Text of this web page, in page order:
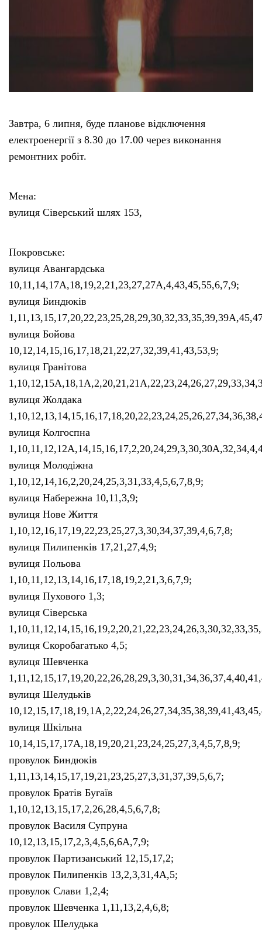
Завтра, 6 липня, буде планове відключення
електроенергії з 8.30 до 17.00 через виконання
ремонтних робіт.
Мена:
вулиця Сіверський шлях 153,
Покровське:
вулиця Авангардська
10,11,14,17А,18,19,2,21,23,27,27А,4,43,45,55,6,7,9;
вулиця Биндюків
вулиця Бойова
10,12,14,15,16,17,18,21,22,27,32,39,41,43,53,9;
вулиця Гранітова
вулиця Жолдака
вулиця Колгоспна
вулиця Молодіжна
1,10,12,14,16,2,20,24,25,3,31,33,4,5,6,7,8,9;
вулиця Набережна 10,11,3,9;
вулиця Нове Життя
1,10,12,16,17,19,22,23,25,27,3,30,34,37,39,4,6,7,8;
вулиця Пилипенків 17,21,27,4,9;
вулиця Польова
1,10,11,12,13,14,16,17,18,19,2,21,3,6,7,9;
вулиця Пухового 1,3;
вулиця Сіверська
вулиця Скоробагатько 4,5;
вулиця Шевченка
вулиця Шелудьків
вулиця Шкільна
10,14,15,17,17А,18,19,20,21,23,24,25,27,3,4,5,7,8,9;
провулок Биндюків
1,11,13,14,15,17,19,21,23,25,27,3,31,37,39,5,6,7;
провулок Братів Бугаїв
1,10,12,13,15,17,2,26,28,4,5,6,7,8;
провулок Василя Супруна
10,12,13,15,17,2,3,4,5,6,6А,7,9;
провулок Партизанський 12,15,17,2;
провулок Пилипенків 13,2,3,31,4А,5;
провулок Слави 1,2,4;
провулок Шевченка 1,11,13,2,4,6,8;
провулок Шелудька